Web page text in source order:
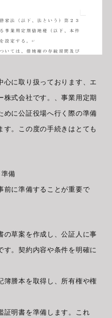
心に取り扱っております、エ
株式会社です。、事業用定期
めに公証役場へ行く際の準備
す。この度の手続きはとても
備
前に準備することが重要で
の草案を作成し、公証人に事
す。契約内容や条件を明確に
簿謄本を取得し、所有権や権
証明書を準備します。これ